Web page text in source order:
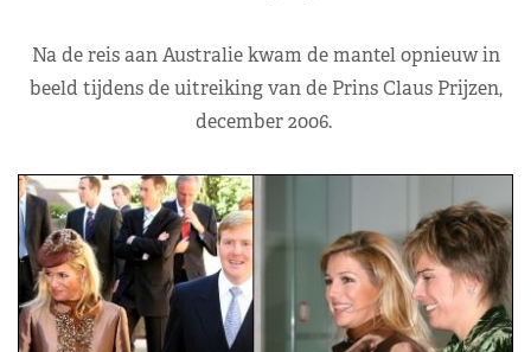
Na de reis aan Australie kwam de mantel opnieuw in
beeld tijdens de uitreiking van de Prins Claus Prijzen,
december 2006.